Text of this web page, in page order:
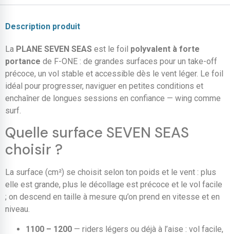
Description produit
La PLANE SEVEN SEAS est le foil polyvalent à forte
portance de F-ONE : de grandes surfaces pour un take-off
précoce, un vol stable et accessible dès le vent léger. Le foil
idéal pour progresser, naviguer en petites conditions et
enchaîner de longues sessions en confiance — wing comme
surf.
Quelle surface SEVEN SEAS
choisir ?
La surface (cm²) se choisit selon ton poids et le vent : plus
elle est grande, plus le décollage est précoce et le vol facile
; on descend en taille à mesure qu’on prend en vitesse et en
niveau.
1100 – 1200 — riders légers ou déjà à l’aise : vol facile,